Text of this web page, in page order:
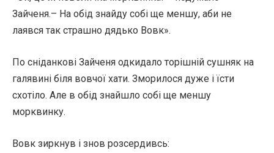
Зайченя.– На обід знайду собі ще меншу, аби не
лаявся так страшно дядько Вовк».
По сніданкові Зайченя одкидало торішній сушняк на
галявині біля вовчої хати. Зморилося дуже і їсти
схотіло. Але в обід знайшло собі ще меншу
морквинку.
Вовк зиркнув і знов розсердивсь: